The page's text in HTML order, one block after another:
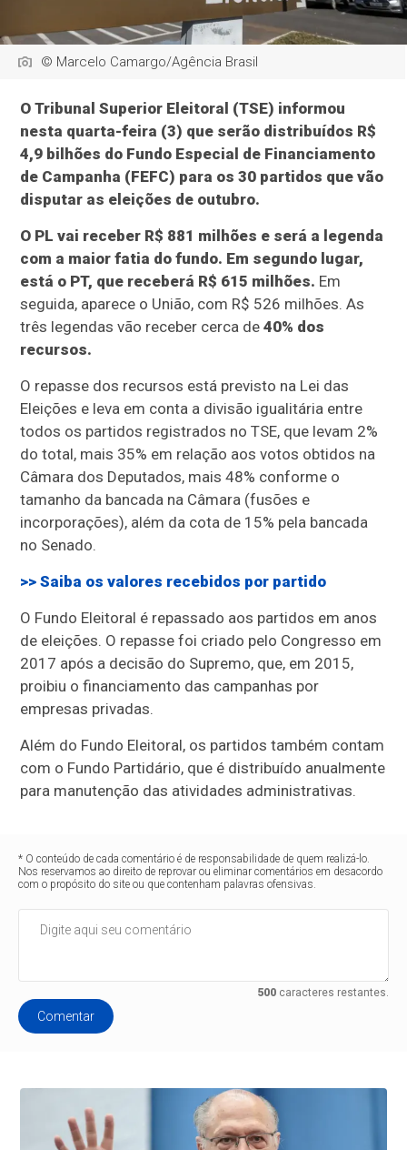
© Marcelo Camargo/Agência Brasil
O Tribunal Superior Eleitoral (TSE) informou
nesta quarta-feira (3) que serão distribuídos R$
4,9 bilhões do Fundo Especial de Financiamento
de Campanha (FEFC) para os 30 partidos que vão
disputar as eleições de outubro.
O PL vai receber R$ 881 milhões e será a legenda
com a maior fatia do fundo. Em segundo lugar,
está o PT, que receberá R$ 615 milhões. Em
seguida, aparece o União, com R$ 526 milhões. As
três legendas vão receber cerca de40% dos
recursos.
O repasse dos recursos está previsto na Lei das
Eleições e leva em conta a divisão igualitária entre
todos os partidos registrados no TSE, que levam 2%
do total, mais 35% em relação aos votos obtidos na
Câmara dos Deputados, mais 48% conforme o
tamanho da bancada na Câmara (fusões e
incorporações), além da cota de 15% pela bancada
no Senado.
>> Saiba os valores recebidos por partido
O Fundo Eleitoral é repassado aos partidos em anos
de eleições. O repasse foi criado pelo Congresso em
2017 após a decisão do Supremo, que, em 2015,
proibiu o financiamento das campanhas por
empresas privadas.
Além do Fundo Eleitoral, os partidos também contam
com o Fundo Partidário, que é distribuído anualmente
para manutenção das atividades administrativas.
* O conteúdo de cada comentário é de responsabilidade de quem realizá-lo.
Nos reservamos ao direito de reprovar ou eliminar comentários em desacordo
com o propósito do site ou que contenham palavras ofensivas.
500caracteres restantes.
Comentar